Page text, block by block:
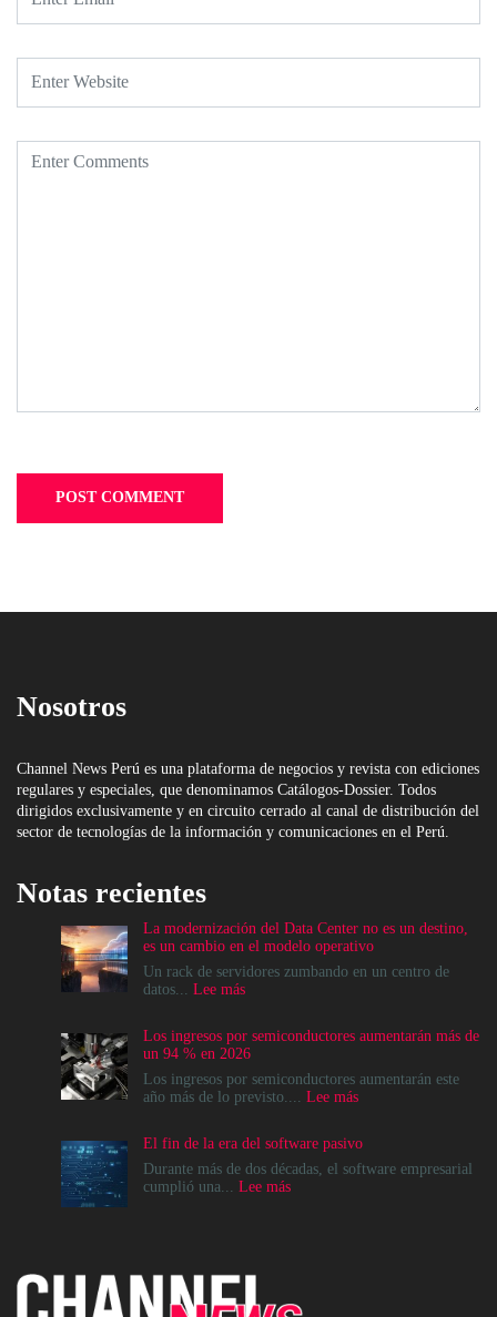
Nosotros
Channel News Perú es una plataforma de negocios y revista con ediciones
regulares y especiales, que denominamos Catálogos-Dossier. Todos
dirigidos exclusivamente y en circuito cerrado al canal de distribución del
sector de tecnologías de la información y comunicaciones en el Perú.
Notas recientes
La modernización del Data Center no es un destino,
es un cambio en el modelo operativo
Un rack de servidores zumbando en un centro de
datos... Lee más:
del
Data
Center
no
destino,
es
un
operativo
Los ingresos por semiconductores aumentarán más de
un 94 % en 2026
Los ingresos por semiconductores aumentarán este
año más de lo previsto.... Lee más:
por
semiconductores
El fin de la era del software pasivo
Durante más de dos décadas, el software empresarial
cumplió una... Lee más:
software